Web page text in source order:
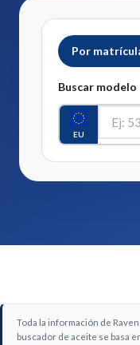
Por
Buscar
EU
Toda la información de
buscador de aceite se basa